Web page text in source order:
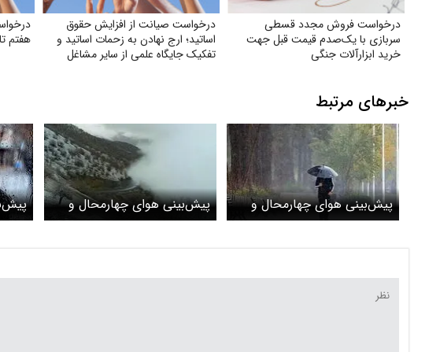
درخواست فروش مجدد قسطی
سربازی با یک‌صدم قیمت قبل جهت
خرید ابزارآلات جنگی
درخواست صیانت از افزایش حقوق
اساتید؛ ارج نهادن به زحمات اساتید و
تفکیک جایگاه علمی از سایر مشاغل
هفتم
خبرهای مرتبط
پیش‌بینی هوای چهارمحال و
بختیاری و شهرکرد؛ چهارشنبه ۶
پیش‌بینی هوای چهارمحال و
بختیاری و شهرکرد؛ یکشنبه ۳